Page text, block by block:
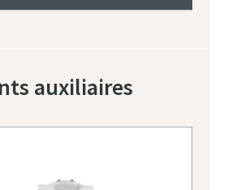
auxiliaires